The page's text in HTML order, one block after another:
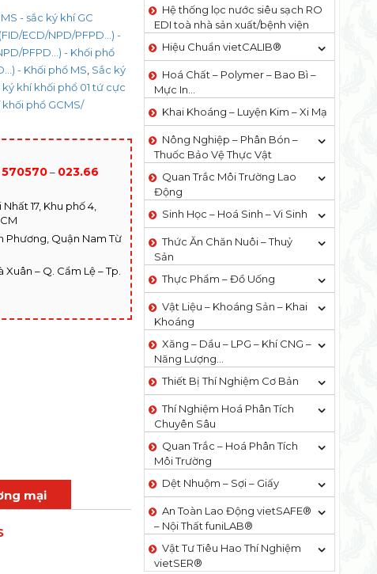
- sắc ký khí GC
ECD/NPD/PFPD...) -
PFPD...) - Khối phổ
- Khối phổ MS Sắc ký
ký khí khối phổ 01 tứ cực
phổ GCMS/
– 023.66
17, Khu phố 4,
Phương, Quận Nam Từ
– Q. Cẩm Lệ – Tp.
mại
Hệ thống lọc nước siêu sạch RO
EDI​​ toà nhà sản xuất/bệnh viện
Hiệu Chuẩn vietCALIB®
Hoá Chất – Polymer – Bao Bì –
Mực In…
Khai Khoáng – Luyện Kim – Xi Mạ
Nông Nghiệp – Phân Bón –
Thuốc Bảo Vệ Thực Vật
Quan Trắc Môi Trường Lao
Động
Sinh Học – Hoá Sinh – Vi Sinh
Thức Ăn Chăn Nuôi – Thuỷ
Sản
Thực Phẩm – Đồ Uống
Vật Liệu – Khoáng Sản – Khai
Khoáng
Xăng – Dầu – LPG – Khí CNG –
Năng Lượng…
Thiết Bị Thí Nghiệm Cơ Bản
Thí Nghiệm Hoá Phân Tích
Chuyên Sâu
Quan Trắc – Hoá Phân Tích
Môi Trường
Dệt Nhuộm – Sợi – Giấy
An Toàn Lao Động vietSAFE®
– Nội Thất funiLAB®
Vật Tư Tiêu Hao Thí Nghiệm
vietSER®